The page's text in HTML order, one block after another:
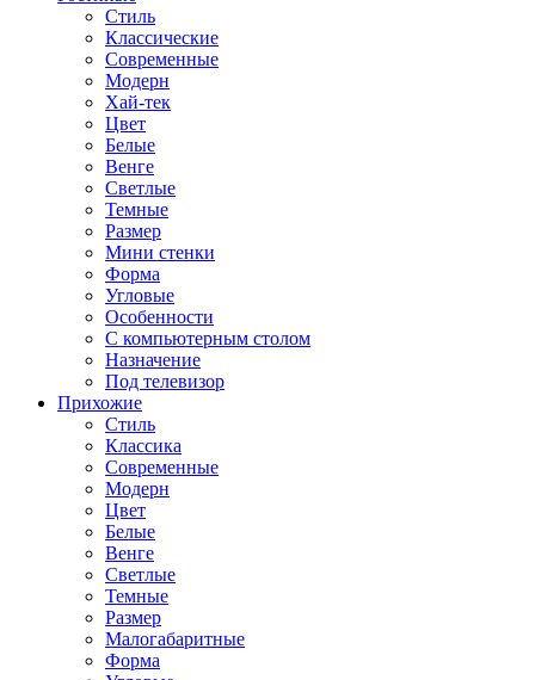
Стиль
Классические
Современные
Модерн
Хай-тек
Цвет
Белые
Венге
Светлые
Темные
Размер
Мини стенки
Форма
Угловые
Особенности
С компьютерным столом
Назначение
Под телевизор
Прихожие
Стиль
Классика
Современные
Модерн
Цвет
Белые
Венге
Светлые
Темные
Размер
Малогабаритные
Форма